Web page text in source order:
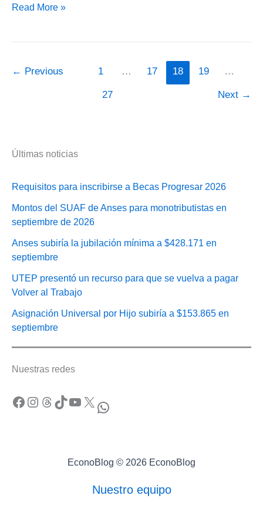
Anses:
Read More »
← Previous 1 … 17 18 19 …
27 Next →
Últimas noticias
Requisitos para inscribirse a Becas Progresar 2026
Montos del SUAF de Anses para monotributistas en
septiembre de 2026
Anses subiría la jubilación mínima a $428.171 en
septiembre
UTEP presentó un recurso para que se vuelva a pagar
Volver al Trabajo
Asignación Universal por Hijo subiría a $153.865 en
septiembre
Nuestras redes
Facebook Instagram Threads TikTok YouTube X WhatsApp
EconoBlog © 2026 EconoBlog
Nuestro equipo